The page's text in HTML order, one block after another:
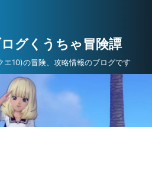
グくうちゃ冒険譚
エ10)の冒険、攻略情報のブログです